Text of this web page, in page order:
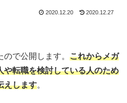
2020.12.20 2020.12.27
で公開します。 これからメガ
や転職を検討している人のため
えします。